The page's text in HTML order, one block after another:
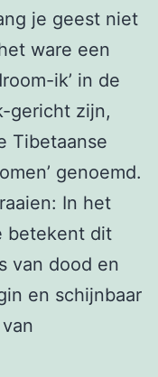
je geest niet
ware een
ik’ in de
gericht zijn,
Tibetaanse
genoemd.
In het
betekent dit
van dood en
en schijnbaar